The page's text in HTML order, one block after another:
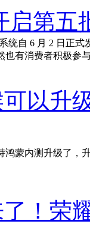
启第
统自 6 月 2 日正
有消费者积极参
以升
蒙内测升级了，
！荣